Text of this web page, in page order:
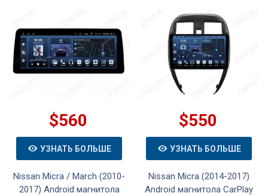
$560
УЗНАТЬ БОЛЬШЕ
Nissan Micra / March (2010-
2017) Android магнитола
$550
УЗНАТЬ БОЛЬШЕ
Nissan Micra (2014-2017)
Android магнитола CarPlay